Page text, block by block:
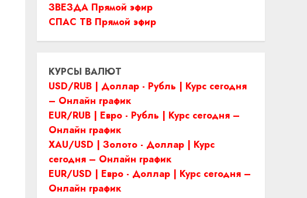
ЗВЕЗДА Прямой эфир
СПАС ТВ Прямой эфир
КУРСЫ ВАЛЮТ
USD/RUB | Доллар - Рубль | Курс сегодня
– Онлайн график
EUR/RUB | Евро - Рубль | Курс сегодня –
Онлайн график
XAU/USD | Золото - Доллар | Курс
сегодня – Онлайн график
EUR/USD | Евро - Доллар | Курс сегодня –
Онлайн график